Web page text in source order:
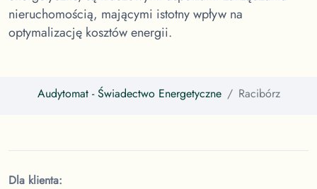
nieruchomością, mającymi istotny wpływ na
optymalizację kosztów energii.
Audytomat- Świadectwo Energetyczne Racibórz
Dla klienta: